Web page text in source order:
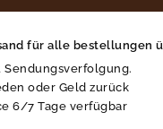
für alle bestellungen
oder Geld zurück
6/7 Tage verfügbar